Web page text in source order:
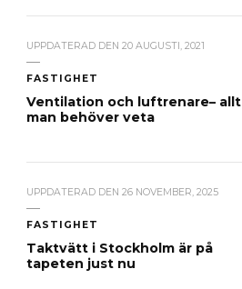
UPPDATERAD DEN 20 AUGUSTI, 2021
FASTIGHET
Ventilation och luftrenare– allt
man behöver veta
UPPDATERAD DEN 26 NOVEMBER, 2025
FASTIGHET
Taktvätt i Stockholm är på
tapeten just nu